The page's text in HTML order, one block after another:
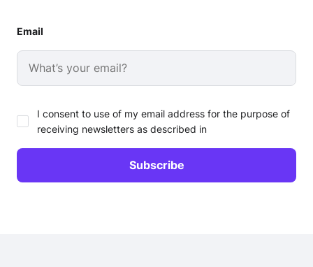
Email
I consent to use of my email address for the purpose of
receiving newsletters as described in